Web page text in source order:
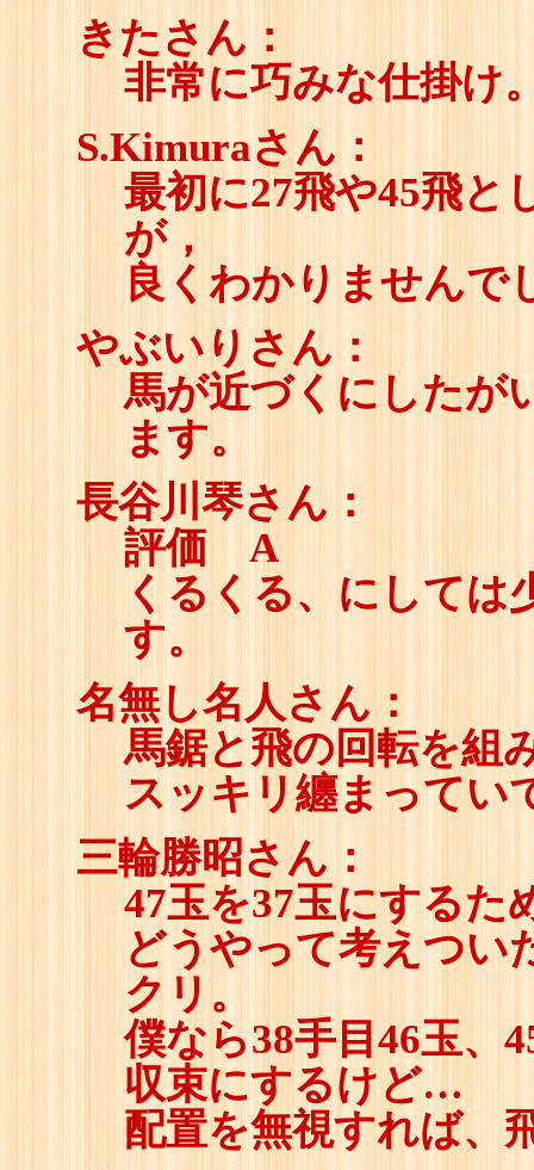
きたさん：
非常に巧みな仕掛け
S.Kimuraさん：
最初に27飛や45飛と
が，
良くわかりませんで
やぶいりさん：
馬が近づくにしたが
ます。
長谷川琴さん：
評価 A
くるくる、にしては
す。
名無し名人さん：
馬鋸と飛の回転を組
スッキリ纏まってい
三輪勝昭さん：
47玉を37玉にするた
どうやって考えつい
クリ。
僕なら38手目46玉、
収束にするけど…
配置を無視すれば、